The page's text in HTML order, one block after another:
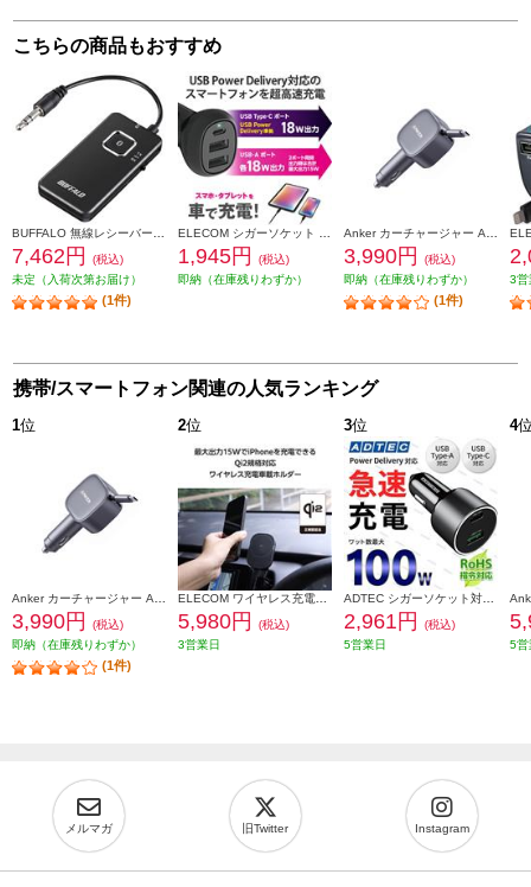
こちらの商品もおすすめ
7,462円
(税込)
未定（入荷次第お届け）
(1件)
1,945円
(税込)
即納（在庫残りわずか）
3,990円
(税込)
即納（在庫残りわずか）
(1件)
3営
携帯/スマートフォン関連の人気ランキング
1位
3,990円
(税込)
即納（在庫残りわずか）
(1件)
2位
5,980円
(税込)
3営業日
3位
2,961円
(税込)
5営業日
4
5営
メルマガ 旧Twitter Instagram